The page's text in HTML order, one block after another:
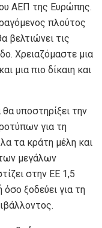
ΑΕΠ της Ευρώπης.
πλούτος
βελτιώνει τις
Χρειαζόμαστε μια
μια πιο δίκαιη και
υποστηρίξει την
για τη
τα κράτη μέλη και
μεγάλων
στην ΕΕ 1,5
ξοδεύει για τη